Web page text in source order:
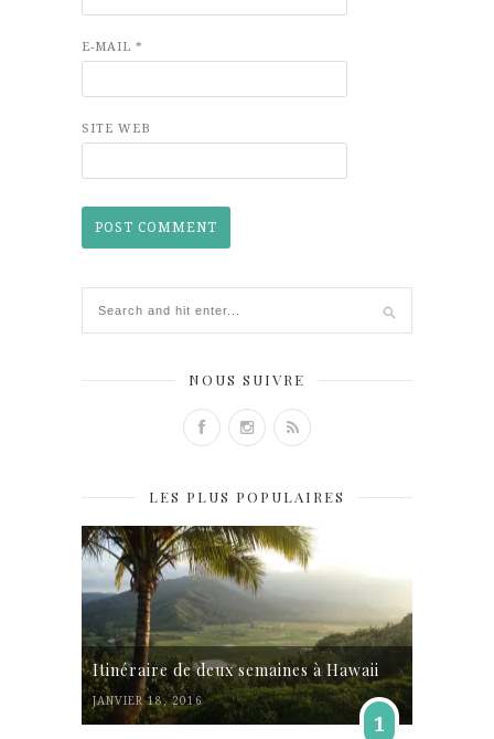
E-MAIL *
SITE WEB
NOUS SUIVRE
LES PLUS POPULAIRES
Itinéraire de deux semaines à Hawaii
JANVIER 18, 2016
1